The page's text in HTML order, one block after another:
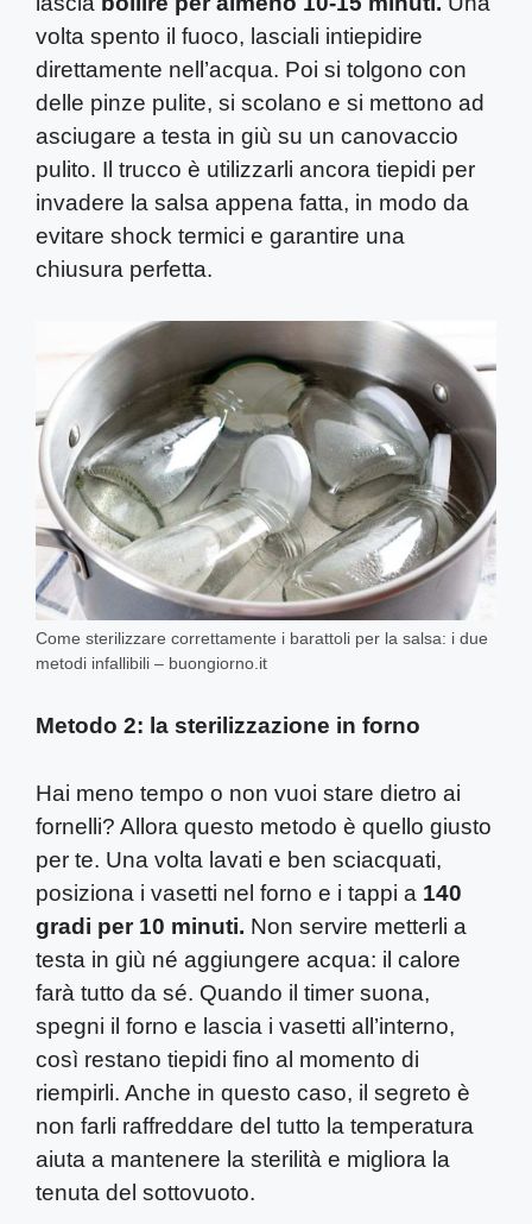
volta spento il fuoco, lasciali intiepidire
direttamente nell’acqua. Poi si tolgono con
delle pinze pulite, si scolano e si mettono ad
asciugare a testa in giù su un canovaccio
pulito. Il trucco è utilizzarli ancora tiepidi per
invadere la salsa appena fatta, in modo da
evitare shock termici e garantire una
chiusura perfetta.
Come sterilizzare correttamente i barattoli per la salsa: i due
metodi infallibili – buongiorno.it
Metodo 2: la sterilizzazione in forno
Hai meno tempo o non vuoi stare dietro ai
fornelli? Allora questo metodo è quello giusto
per te. Una volta lavati e ben sciacquati,
posiziona i vasetti nel forno e i tappi a 140
gradi per 10 minuti. Non servire metterli a
testa in giù né aggiungere acqua: il calore
farà tutto da sé. Quando il timer suona,
spegni il forno e lascia i vasetti all’interno,
così restano tiepidi fino al momento di
riempirli. Anche in questo caso, il segreto è
non farli raffreddare del tutto la temperatura
aiuta a mantenere la sterilità e migliora la
tenuta del sottovuoto.